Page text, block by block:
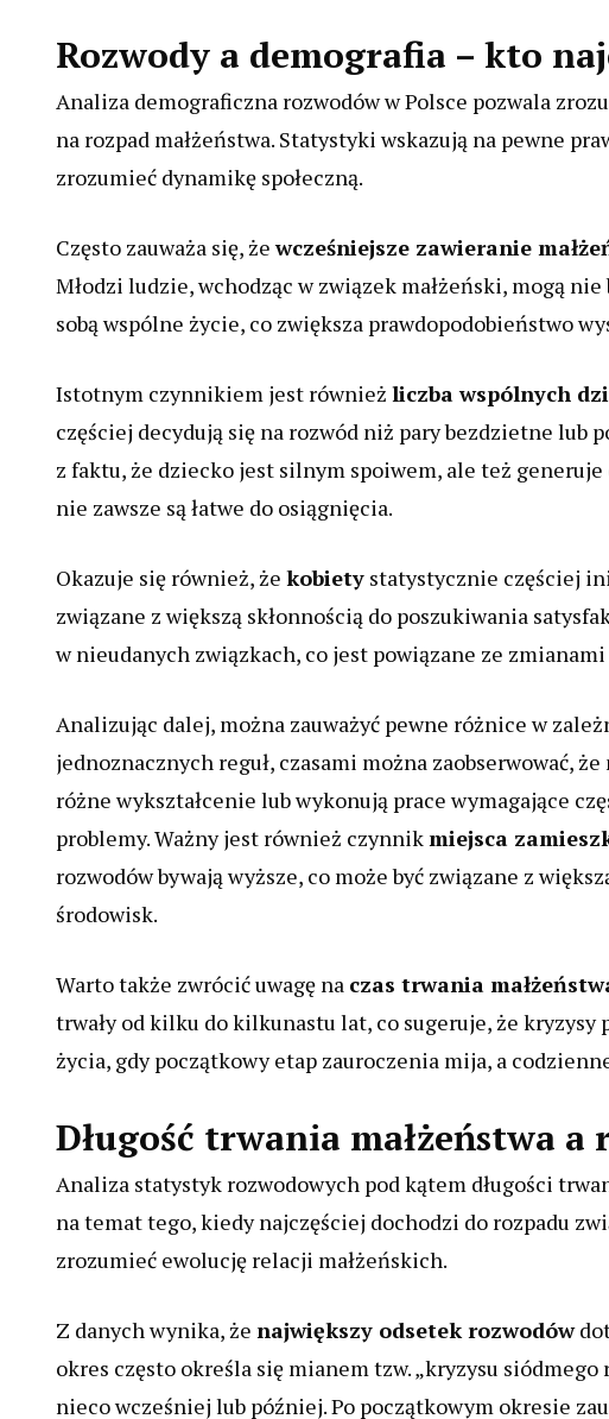
Rozwody a demografia – kto
Analiza demograficzna rozwodów w Polsce pozwala
na rozpad małżeństwa. Statystyki wskazują na pewne
zrozumieć dynamikę społeczną.
Często zauważa się, żewcześniejsze zawieranie
Młodzi ludzie, wchodząc w związek małżeński, mogą
sobą wspólne życie, co zwiększa prawdopodobieństwo
Istotnym czynnikiem jest również liczba wspólnych
częściej decydują się na rozwód niż pary bezdzietne lub
z faktu, że dziecko jest silnym spoiwem, ale też
nie zawsze są łatwe do osiągnięcia.
Okazuje się również, że kobiety statystycznie częściej
związane z większą skłonnością do poszukiwania
w nieudanych związkach, co jest powiązane ze
Analizując dalej, można zauważyć pewne różnice w
jednoznacznych reguł, czasami można zaobserwować,
różne wykształcenie lub wykonują prace wymagające
problemy. Ważny jest również czynnikmiejsca
rozwodów bywają wyższe, co może być związane z
środowisk.
Warto także zwrócić uwagę na czas trwania
trwały od kilku do kilkunastu lat, co sugeruje, że
życia, gdy początkowy etap zauroczenia mija, a
Długość trwania małżeństwa a
Analiza statystyk rozwodowych pod kątem długości
na temat tego, kiedy najczęściej dochodzi do rozpadu
zrozumieć ewolucję relacji małżeńskich.
Z danych wynika, że największy odsetek rozwodów
okres często określa się mianem tzw. „kryzysu
nieco wcześniej lub później. Po początkowym okresie